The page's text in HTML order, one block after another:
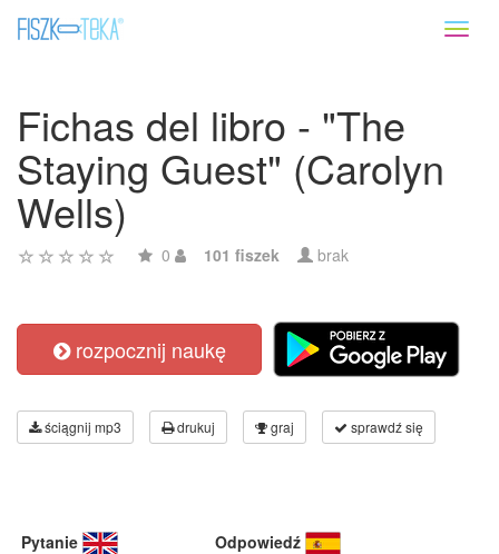
Fichas del libro - "The
Staying Guest" (Carolyn
Wells)
0 101 fiszek brak
rozpocznij naukę
ściągnij mp3 drukuj graj sprawdź się
Pytanie Odpowiedź